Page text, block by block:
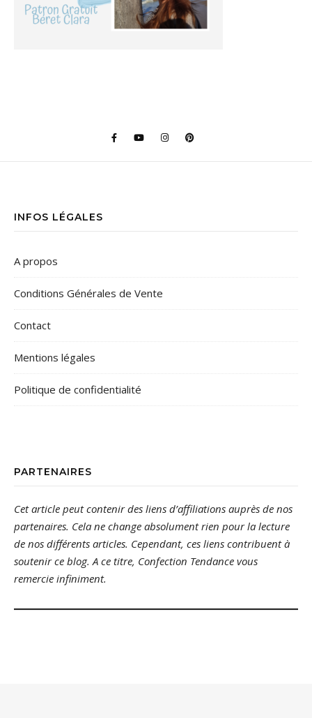
INFOS LÉGALES
A propos
Conditions Générales de Vente
Contact
Mentions légales
Politique de confidentialité
PARTENAIRES
Cet article peut contenir des liens d’affiliations auprès de nos
partenaires. Cela ne change absolument rien pour la lecture
de nos différents articles. Cependant, ces liens contribuent à
soutenir ce blog. A ce titre, Confection Tendance vous
remercie infiniment.